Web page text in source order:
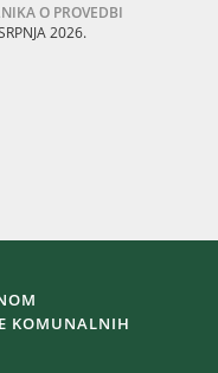
O PROVEDBI
2026.
KOMUNALNIH